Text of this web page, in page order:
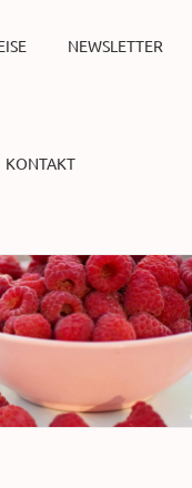
NEWSLETTER
KONTAKT